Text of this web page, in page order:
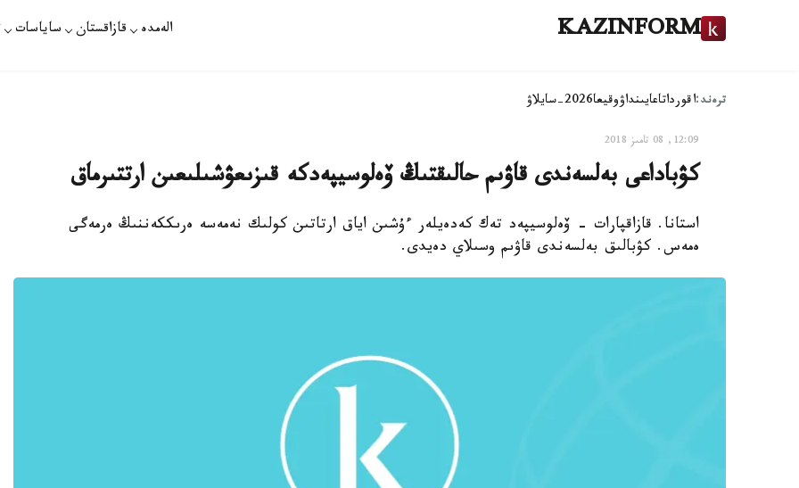
KAZINFORM الەمدە قازاقستان ساياسات
ترەند:اقورداتاعايىنداۋوقيعا2026-سايلاۋ
12:09, 08 تامىز 2018
كۋباداعى بەلسەندى قاۋىم حالىقتىڭ ۆەلوسيپەدكە قىزىعۋشىلىعىن ارتتىرماق
استانا. قازاقپارات - ۆەلوسيپەد تەك كەدەيلەر ءۇشىن اياق ارتاتىن كولىك نەمەسە ەرىككەننىڭ ەرمەگى
ەمەس. كۋبالىق بەلسەندى قاۋىم وسىلاي دەيدى.